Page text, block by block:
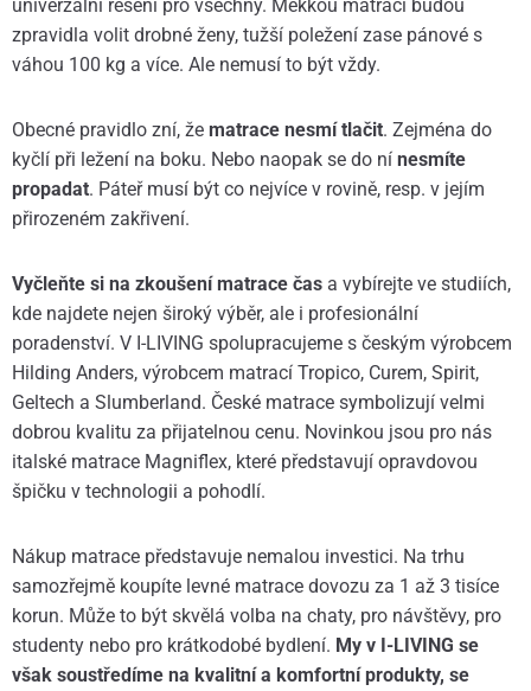
univerzální řešení pro všechny. Měkkou matraci budou
zpravidla volit drobné ženy, tužší poležení zase pánové s
váhou 100 kg a více. Ale nemusí to být vždy.
Obecné pravidlo zní, že matrace nesmí tlačit. Zejména do
kyčlí při ležení na boku. Nebo naopak se do ní nesmíte
propadat. Páteř musí být co nejvíce v rovině, resp. v jejím
přirozeném zakřivení.
Vyčleňte si na zkoušení matrace čas a vybírejte ve studiích,
kde najdete nejen široký výběr, ale i profesionální
poradenství. V I-LIVING spolupracujeme s českým výrobcem
Hilding Anders, výrobcem matrací Tropico, Curem, Spirit,
Geltech a Slumberland. České matrace symbolizují velmi
dobrou kvalitu za přijatelnou cenu. Novinkou jsou pro nás
italské matrace Magniflex, které představují opravdovou
špičku v technologii a pohodlí.
Nákup matrace představuje nemalou investici. Na trhu
samozřejmě koupíte levné matrace dovozu za 1 až 3 tisíce
korun. Může to být skvělá volba na chaty, pro návštěvy, pro
studenty nebo pro krátkodobé bydlení. My v I-LIVING se
však soustředíme na kvalitní a komfortní produkty, se